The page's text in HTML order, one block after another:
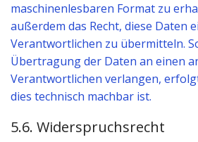
maschinenlesbaren Format zu
außerdem das Recht, diese Daten
Verantwortlichen zu übermitteln.
Übertragung der Daten an einen
Verantwortlichen verlangen,
dies technisch machbar ist.
5.6. Widerspruchsrecht